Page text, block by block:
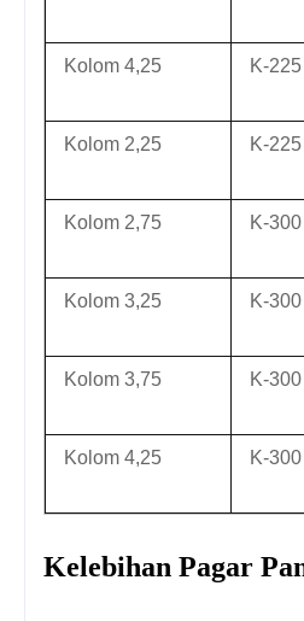
Kolom 4,25 K-225
Kolom 2,25 K-225
Kolom 2,75 K-300
Kolom 3,25 K-300
Kolom 3,75 K-300
Kolom 4,25 K-300
Kelebihan Pagar